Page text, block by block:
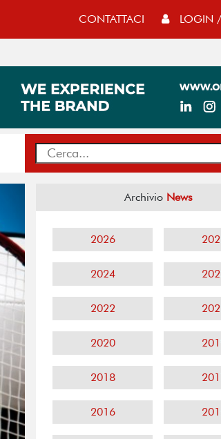
CONTATTACI LOGIN /
Archivio News
2026
2024
2022
2020
2018
2016